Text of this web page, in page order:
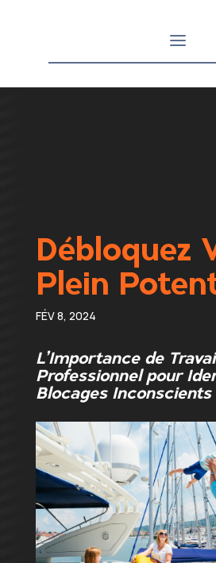
Débloquez
Plein
FÉV 8, 2024
L’Importance de
Professionnel pour
Blocages Inconscients